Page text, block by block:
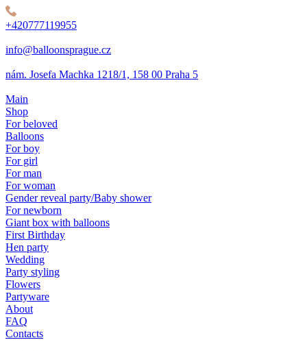
+420777119955
info@balloonsprague.cz
nám. Josefa Machka 1218/1, 158 00 Praha 5
Main
Shop
For beloved
Balloons
For boy
For girl
For man
For woman
Gender reveal party/Baby shower
For newborn
Giant box with balloons
First Birthday
Hen party
Wedding
Party styling
Flowers
Partyware
About
FAQ
Contacts